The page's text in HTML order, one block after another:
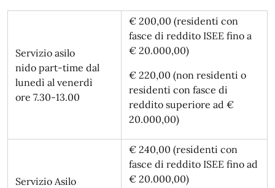
Servizio asilo
nido part-time dal
lunedì al venerdì
ore 7.30-13.00
€ 200,00 (residenti con
fasce di reddito ISEE fino a
€ 20.000,00)
€ 220,00 (non residenti o
residenti con fasce di
reddito superiore ad €
20.000,00)
Servizio Asilo
€ 240,00 (residenti con
fasce di reddito ISEE fino ad
€ 20.000,00)